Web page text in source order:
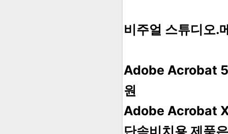
비주얼 스튜디오.
Adobe Acrobat
원
Adobe Acrobat X
단속비치용 제품